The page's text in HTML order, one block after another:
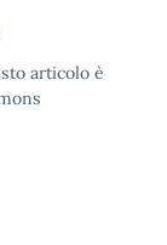
articolo è